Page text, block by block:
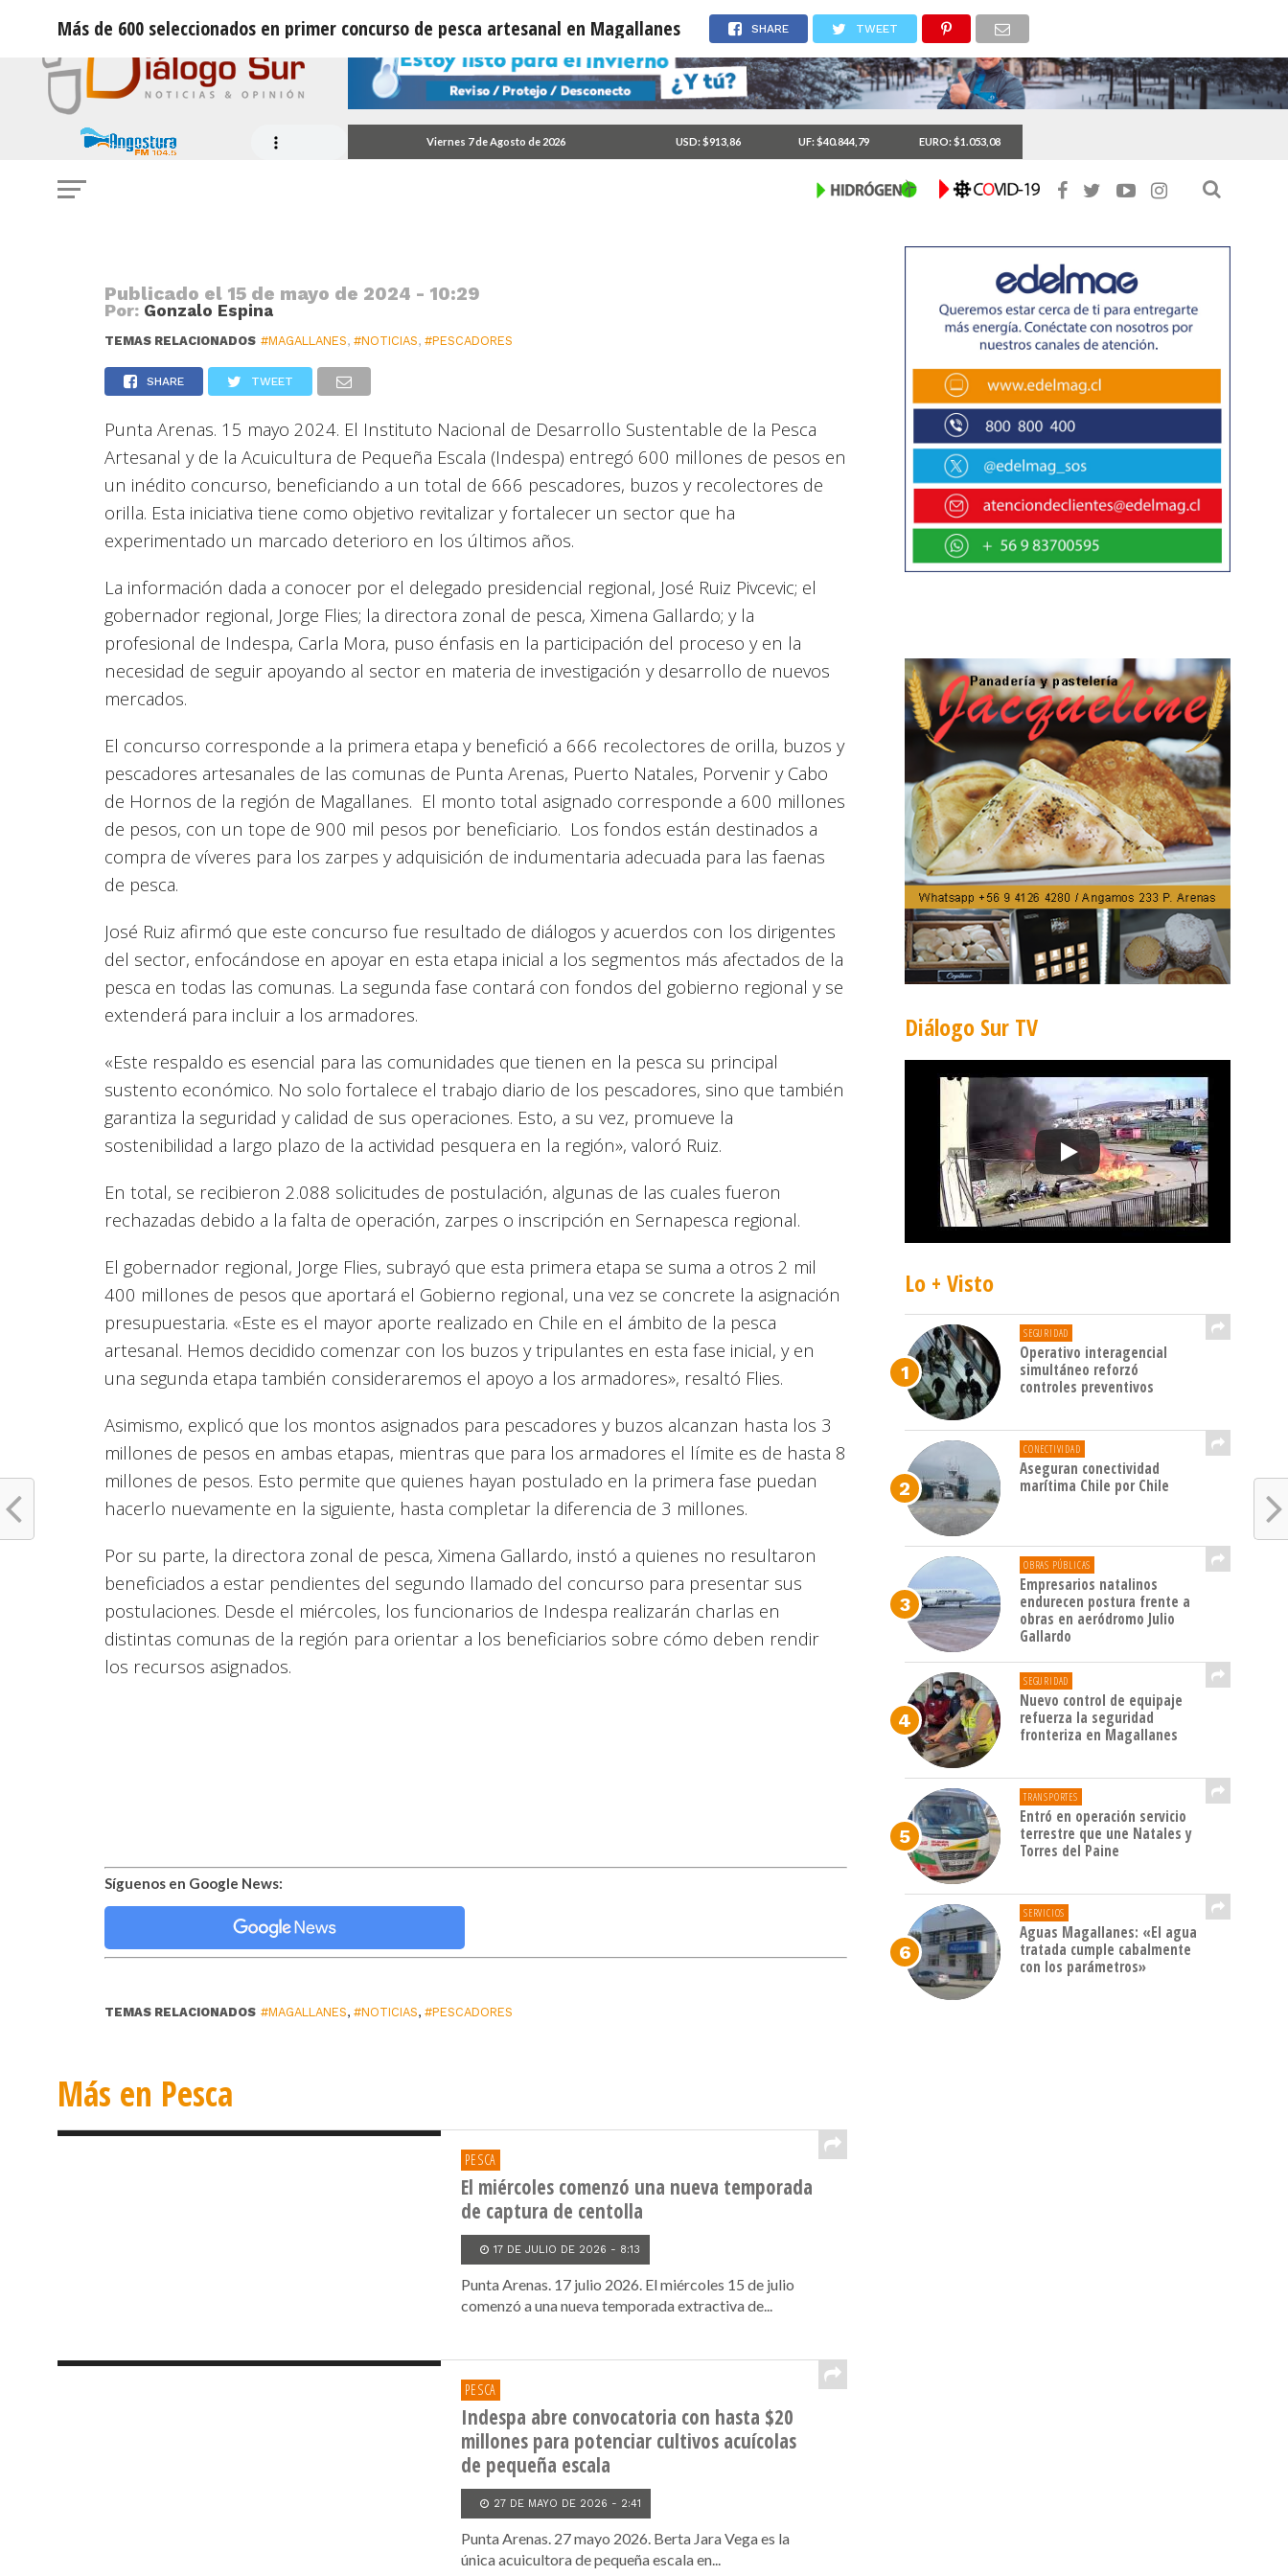
Viernes 7 de Agosto de 2026 USD: $913,86 UF: $40.844,79 EURO: $1.053,08
Más de 600 seleccionados en primer concurso de pesca artesanal en Magallanes SHARE TWEET
Más de 600 seleccionados en primer concurso de pesca
Publicado el 15 de mayo de 2024 - 10:29
Por: Gonzalo Espina
TEMAS RELACIONADOS #MAGALLANES,#NOTICIAS,#PESCADORES
SHARE TWEET
Punta Arenas. 15 mayo 2024. El Instituto Nacional de Desarrollo Sustentable de la Pesca
Artesanal y de la Acuicultura de Pequeña Escala (Indespa) entregó 600 millones de pesos en
un inédito concurso, beneficiando a un total de 666 pescadores, buzos y recolectores de
orilla. Esta iniciativa tiene como objetivo revitalizar y fortalecer un sector que ha
experimentado un marcado deterioro en los últimos años.
La información dada a conocer por el delegado presidencial regional, José Ruiz Pivcevic; el
gobernador regional, Jorge Flies; la directora zonal de pesca, Ximena Gallardo; y la
profesional de Indespa, Carla Mora, puso énfasis en la participación del proceso y en la
necesidad de seguir apoyando al sector en materia de investigación y desarrollo de nuevos
mercados.
El concurso corresponde a la primera etapa y benefició a 666 recolectores de orilla, buzos y
pescadores artesanales de las comunas de Punta Arenas, Puerto Natales, Porvenir y Cabo
de Hornos de la región de Magallanes. El monto total asignado corresponde a 600 millones
de pesos, con un tope de 900 mil pesos por beneficiario. Los fondos están destinados a
compra de víveres para los zarpes y adquisición de indumentaria adecuada para las faenas
de pesca.
José Ruiz afirmó que este concurso fue resultado de diálogos y acuerdos con los dirigentes
del sector, enfocándose en apoyar en esta etapa inicial a los segmentos más afectados de la
pesca en todas las comunas. La segunda fase contará con fondos del gobierno regional y se
extenderá para incluir a los armadores.
«Este respaldo es esencial para las comunidades que tienen en la pesca su principal
sustento económico. No solo fortalece el trabajo diario de los pescadores, sino que también
garantiza la seguridad y calidad de sus operaciones. Esto, a su vez, promueve la
sostenibilidad a largo plazo de la actividad pesquera en la región», valoró Ruiz.
En total, se recibieron 2.088 solicitudes de postulación, algunas de las cuales fueron
rechazadas debido a la falta de operación, zarpes o inscripción en Sernapesca regional.
El gobernador regional, Jorge Flies, subrayó que esta primera etapa se suma a otros 2 mil
400 millones de pesos que aportará el Gobierno regional, una vez se concrete la asignación
presupuestaria. «Este es el mayor aporte realizado en Chile en el ámbito de la pesca
artesanal. Hemos decidido comenzar con los buzos y tripulantes en esta fase inicial, y en
una segunda etapa también consideraremos el apoyo a los armadores», resaltó Flies.
Asimismo, explicó que los montos asignados para pescadores y buzos alcanzan hasta los 3
millones de pesos en ambas etapas, mientras que para los armadores el límite es de hasta 8
millones de pesos. Esto permite que quienes hayan postulado en la primera fase puedan
hacerlo nuevamente en la siguiente, hasta completar la diferencia de 3 millones.
Por su parte, la directora zonal de pesca, Ximena Gallardo, instó a quienes no resultaron
beneficiados a estar pendientes del segundo llamado del concurso para presentar sus
postulaciones. Desde el miércoles, los funcionarios de Indespa realizarán charlas en
distintas comunas de la región para orientar a los beneficiarios sobre cómo deben rendir
los recursos asignados.
Síguenos en Google News:
TEMAS RELACIONADOS #MAGALLANES,#NOTICIAS,#PESCADORES
Más en Pesca
PESCA
El miércoles comenzó una nueva temporada
de captura de centolla
17 DE JULIO DE 2026 - 8:13
Punta Arenas. 17 julio 2026. El miércoles 15 de julio
comenzó a una nueva temporada extractiva de...
PESCA
Indespa abre convocatoria con hasta $20
millones para potenciar cultivos acuícolas
de pequeña escala
27 DE MAYO DE 2026 - 2:41
Punta Arenas. 27 mayo 2026. Berta Jara Vega es la
única acuicultora de pequeña escala en...
Diálogo Sur TV
Lo + Visto
SEGURIDAD
Operativo interagencial
simultáneo reforzó
controles preventivos
CONECTIVIDAD
Aseguran conectividad
marítima Chile por Chile
OBRAS PÚBLICAS
Empresarios natalinos
endurecen postura frente a
obras en aeródromo Julio
Gallardo
SEGURIDAD
Nuevo control de equipaje
refuerza la seguridad
fronteriza en Magallanes
TRANSPORTES
Entró en operación servicio
terrestre que une Natales y
Torres del Paine
SERVICIOS
Aguas Magallanes: «El agua
tratada cumple cabalmente
con los parámetros»